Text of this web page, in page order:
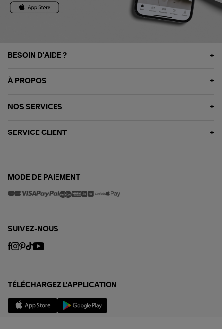
BESOIN D'AIDE ?
À PROPOS
NOS SERVICES
SERVICE CLIENT
MODE DE PAIEMENT
SUIVEZ-NOUS
TÉLÉCHARGEZ L'APPLICATION